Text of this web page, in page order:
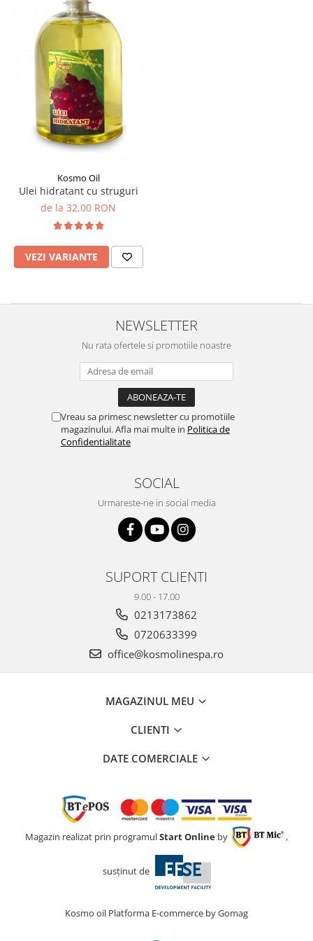
TERAPEUTIC
THAILANDEZ (LOMI-LOMI)
Kosmo Oil
Ulei hidratant cu struguri
de la 32,00 RON
VEZI VARIANTE
NEWSLETTER
Nu rata ofertele si promotiile noastre
Vreau sa primesc newsletter cu promotiile
magazinului. Afla mai multe in Politica de
Confidentialitate
SOCIAL
Urmareste-ne in social media
SUPORT CLIENTI
9.00 - 17.00
0213173862
0720633399
office@kosmolinespa.ro
MAGAZINUL MEU
CLIENTI
DATE COMERCIALE
Magazin realizat prin programulStart Online by ,
susținut de
Kosmo oil Platforma E-commerce by Gomag